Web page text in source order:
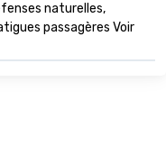
naturelles,
passagères Voir